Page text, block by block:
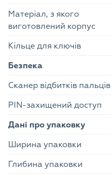
Матеріал, з якого
виготовлений корпус
Кільце для ключів
Безпека
Сканер відбитків пальців
PIN-захищений доступ
Дані про упаковку
Ширина упаковки
Глибина упаковки